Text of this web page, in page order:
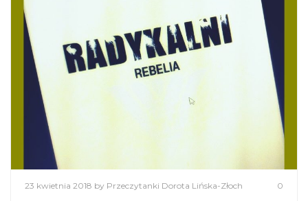
23 kwietnia 2018 by Przeczytanki Dorota Lińska-Złoch 0